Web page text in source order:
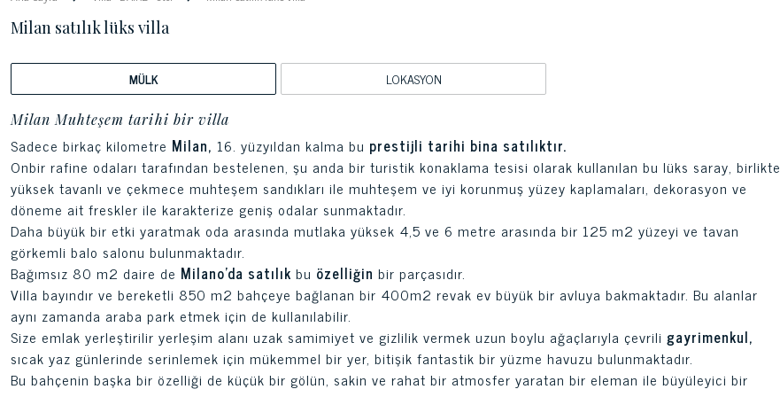
Milan satılık lüks villa
MÜLK LOKASYON
Milan Muhteşem tarihi bir villa
Sadece birkaç kilometre Milan, 16. yüzyıldan kalma bu prestijli tarihi bina satılıktır.
Onbir rafine odaları tarafından bestelenen, şu anda bir turistik konaklama tesisi olarak kullanılan bu lüks saray, birlikte
yüksek tavanlı ve çekmece muhteşem sandıkları ile muhteşem ve iyi korunmuş yüzey kaplamaları, dekorasyon ve
döneme ait freskler ile karakterize geniş odalar sunmaktadır.
Daha büyük bir etki yaratmak oda arasında mutlaka yüksek 4,5 ve 6 metre arasında bir 125 m2 yüzeyi ve tavan
görkemli balo salonu bulunmaktadır.
Bağımsız 80 m2 daire de Milano'da satılık bu özelliğin bir parçasıdır.
Villa bayındır ve bereketli 850 m2 bahçeye bağlanan bir 400m2 revak ev büyük bir avluya bakmaktadır. Bu alanlar
aynı zamanda araba park etmek için de kullanılabilir.
Size emlak yerleştirilir yerleşim alanı uzak samimiyet ve gizlilik vermek uzun boylu ağaçlarıyla çevrili gayrimenkul,
sıcak yaz günlerinde serinlemek için mükemmel bir yer, bitişik fantastik bir yüzme havuzu bulunmaktadır.
Bu bahçenin başka bir özelliği de küçük bir gölün, sakin ve rahat bir atmosfer yaratan bir eleman ile büyüleyici bir